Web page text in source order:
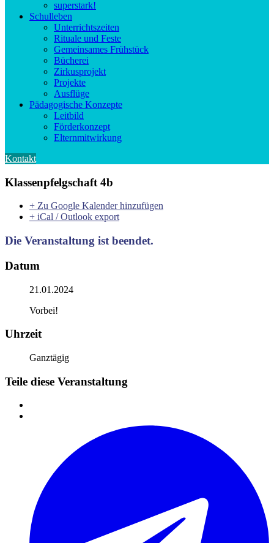
superstark!
Schulleben
Unterrichtszeiten
Rituale und Feste
Gemeinsames Frühstück
Bücherei
Zirkusprojekt
Projekte
Ausflüge
Pädagogische Konzepte
Leitbild
Förderkonzept
Elternmitwirkung
Kontakt
Klassenpfelgschaft 4b
+ Zu Google Kalender hinzufügen
+ iCal / Outlook export
Die Veranstaltung ist beendet.
Datum
21.01.2024
Vorbei!
Uhrzeit
Ganztägig
Teile diese Veranstaltung